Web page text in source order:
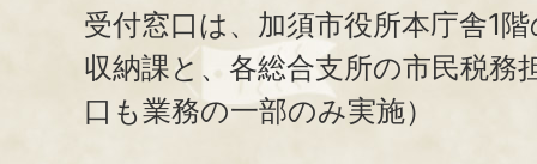
受付窓口は、加須市役所本庁舎1
収納課と、 各総合支所の市民税務
口も業務の一部のみ実施）